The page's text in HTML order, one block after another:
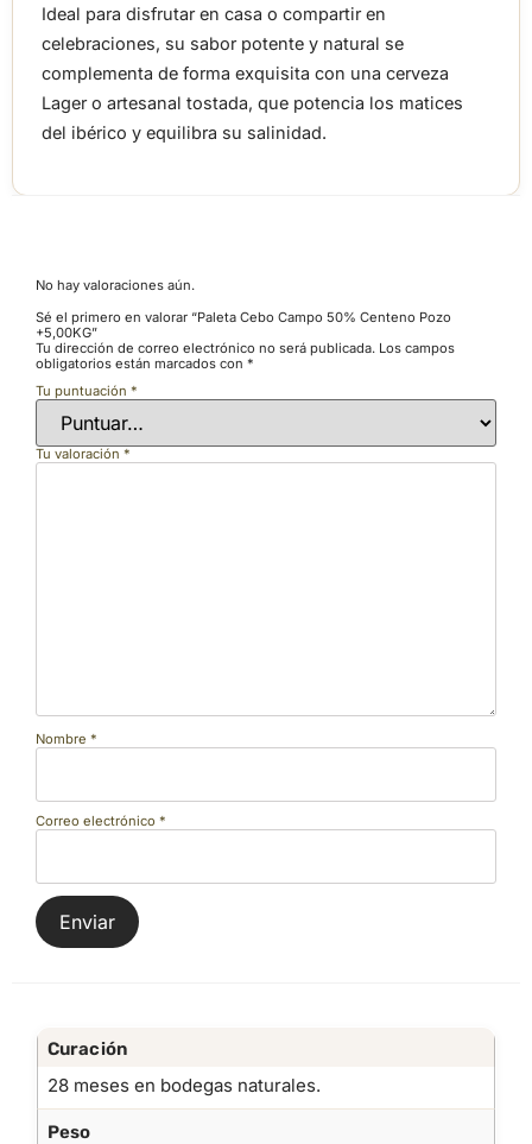
Ideal para disfrutar en casa o compartir en
celebraciones, su sabor potente y natural se
complementa de forma exquisita con una cerveza
Lager o artesanal tostada, que potencia los matices
del ibérico y equilibra su salinidad.
No hay valoraciones aún.
Sé el primero en valorar “Paleta Cebo Campo 50% Centeno Pozo
+5,00KG”
Tu dirección de correo electrónico no será publicada. Los campos
obligatorios están marcados con *
Tu puntuación *
Tu valoración *
Nombre *
Correo electrónico *
Curación
28 meses en bodegas naturales.
Peso